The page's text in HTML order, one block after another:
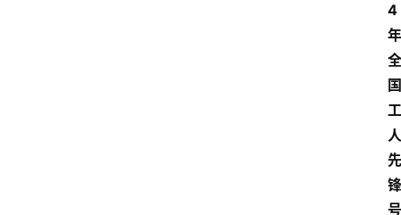
4
年
全
国
工
人
先
锋
号